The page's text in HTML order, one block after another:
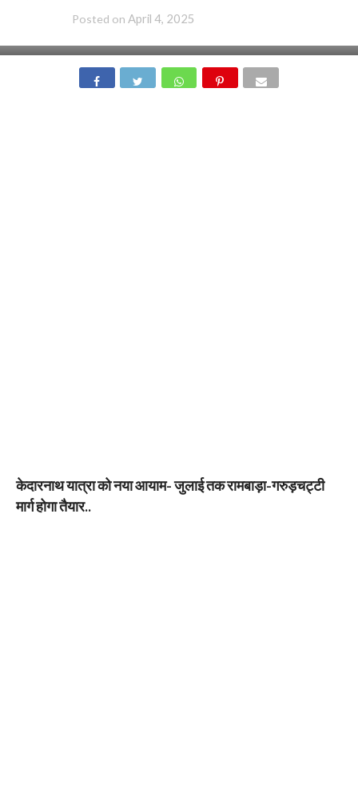
Posted on April 4, 2025
केदारनाथ यात्रा को नया आयाम- जुलाई तक रामबाड़ा-गरुड़चट्टी
मार्ग होगा तैयार..